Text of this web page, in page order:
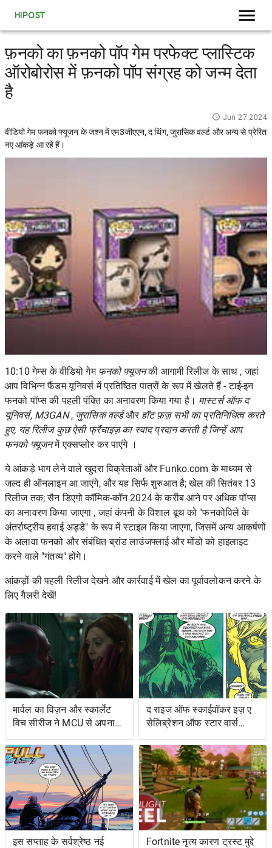
HIPOST
फ़नको का फ़नको पॉप गेम परफेक्ट प्लास्टिक
ऑरोबोरोस में फ़नको पॉप संग्रह को जन्म देता
है
Jun 27 2024
वीडियो गेम फनको फ्यूजन के जश्न में एम3जीएएन, द थिंग, जुरासिक वर्ल्ड और अन्य से प्रेरित
नए आंकड़े आ रहे हैं।
10:10 गेम्स के वीडियो गेम फनको फ्यूजनकी आगामी रिलीज के साथ , जहां
आप विभिन्नफैंडम यूनिवर्स में प्रतिष्ठित पात्रों के रूप में खेलते हैं - टाई-इन
फनको पॉप्स की पहली पंक्ति का अनावरण किया गया है। मास्टर्स ऑफ द
यूनिवर्स, M3GAN , जुरासिक वर्ल्डऔर हॉट फ़ज़ सभी का प्रतिनिधित्व करते
हुए, यह रिलीज कुछ ऐसी फ्रैंचाइज़ का स्वाद प्रदान करती है जिन्हें आप
फनको फ्यूजनमें एक्सप्लोर कर पाएंगे ।
ये आंकड़े भाग लेने वाले खुदरा विक्रेताओं और Funko.com के माध्यम से
जल्द ही ऑनलाइन आ जाएंगे, और यह सिर्फ शुरुआत है; खेल की सितंबर 13
रिलीज तक;सैन डिएगो कॉमिक-कॉन 2024 के करीब आने पर अधिक पॉप्स
का अनावरण किया जाएगा , जहां कंपनी के विशाल बूथ को "फनकोविले के
अंतर्राष्ट्रीय हवाई अड्डे" के रूप में स्टाइल किया जाएगा, जिसमें अन्य आकर्षणों
के अलावा फनको और संबंधित ब्रांड लाउंजफ्लाई और मोंडो को हाइलाइट
करने वाले "गंतव्य" होंगे।
आंकड़ों की पहली रिलीज देखने और कार्रवाई में खेल का पूर्वावलोकन करने के
लिए गैलरी देखें!
मार्वल का विज़न और स्कार्लेट
विच सीरीज ने MCU से अपना
शोअरनर चुना
द राइज ऑफ स्काईवॉकर इज़ ए
सेलिब्रेशन ऑफ स्टार वार्स
ओल्ड एक्सटेंडेड यूनिवर्स- एंड
इट्स ग्रेटेस्ट रेस्ट्यूडिएशन
इस सप्ताह के सर्वश्रेष्ठ नई
Fortnite नृत्य कारण ट्रस्ट मुद्दे